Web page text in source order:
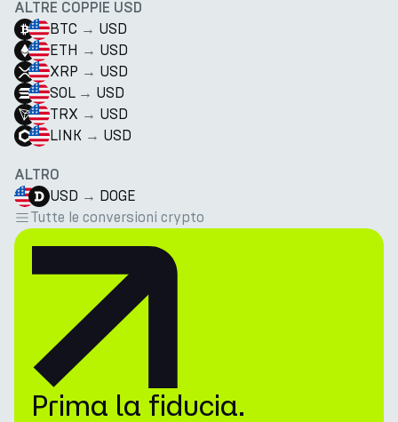
ALTRE COPPIE USD
BTC → USD
ETH → USD
XRP → USD
SOL → USD
TRX → USD
LINK → USD
ALTRO
USD → DOGE
Tutte le conversioni crypto
Prima la fiducia.